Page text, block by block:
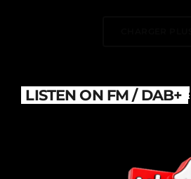
LISTEN ON FM / DAB+